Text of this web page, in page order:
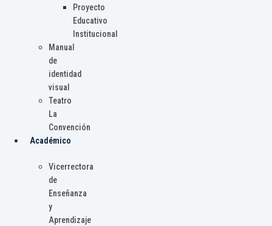
Proyecto
Educativo
Institucional
Manual
de
identidad
visual
Teatro
La
Convención
Académico
Vicerrectora
de
Enseñanza
y
Aprendizaje